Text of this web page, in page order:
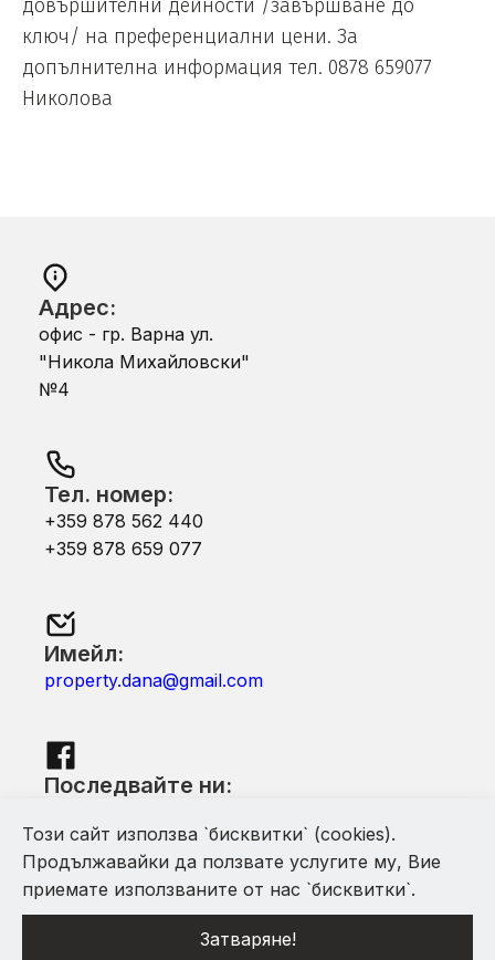
довършителни дейности /завършване до
ключ/ на преференциални цени. За
допълнителна информация тел. 0878 659077
Николова
Адрес:
офис - гр. Варна ул.
"Никола Михайловски"
№4
Тел. номер:
+359 878 562 440
+359 878 659 077
Имейл:
property.dana@gmail.com
Последвайте ни:
С помощта на Mythfinity
Този сайт използва `бисквитки` (cookies).
Продължавайки да ползвате услугите му, Вие
приемате използваните от нас `бисквитки`.
Затваряне!